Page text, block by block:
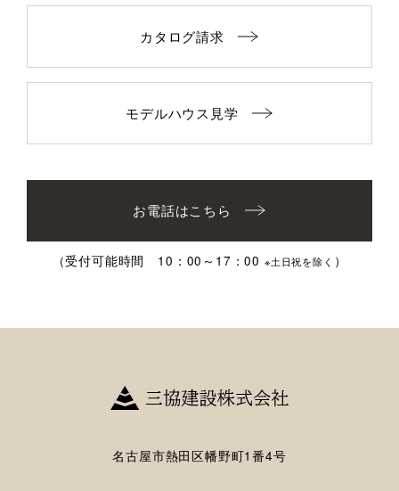
カタログ請求
モデルハウス見学
お電話はこちら
（受付可能時間 10：00～17：00 ※土日祝を除く ）
名古屋市熱田区幡野町1番4号